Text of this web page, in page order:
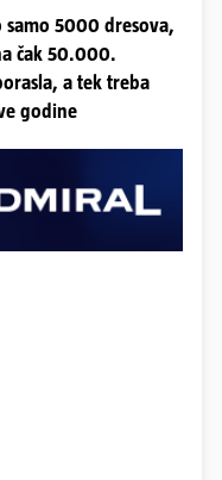
5000 dresova,
čak 50.000.
a tek treba
godine